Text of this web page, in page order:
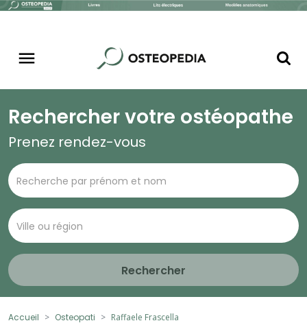
Rechercher votre ostéopathe
Prenez rendez-vous
Rechercher
Accueil Osteopati Raffaele Frascella